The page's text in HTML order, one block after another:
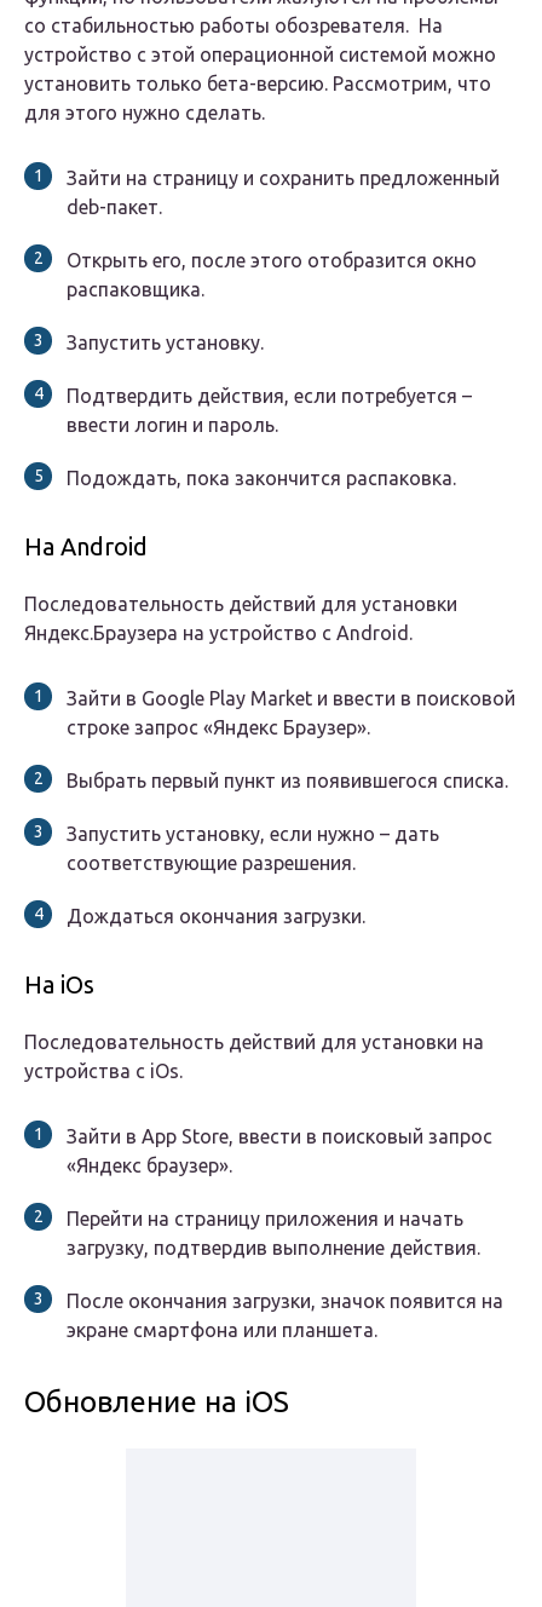
со стабильностью работы обозревателя. На
устройство с этой операционной системой можно
установить только бета-версию. Рассмотрим, что
для этого нужно сделать.
Зайти на страницу и сохранить предложенный
deb-пакет.
Открыть его, после этого отобразится окно
распаковщика.
Запустить установку.
Подтвердить действия, если потребуется –
ввести логин и пароль.
Подождать, пока закончится распаковка.
На Android
Последовательность действий для установки
Яндекс.Браузера на устройство с Android.
Зайти в Google Play Market и ввести в поисковой
строке запрос «Яндекс Браузер».
Выбрать первый пункт из появившегося списка.
Запустить установку, если нужно – дать
соответствующие разрешения.
Дождаться окончания загрузки.
На iOs
Последовательность действий для установки на
устройства с iOs.
Зайти в App Store, ввести в поисковый запрос
«Яндекс браузер».
Перейти на страницу приложения и начать
загрузку, подтвердив выполнение действия.
После окончания загрузки, значок появится на
экране смартфона или планшета.
Обновление на iOS